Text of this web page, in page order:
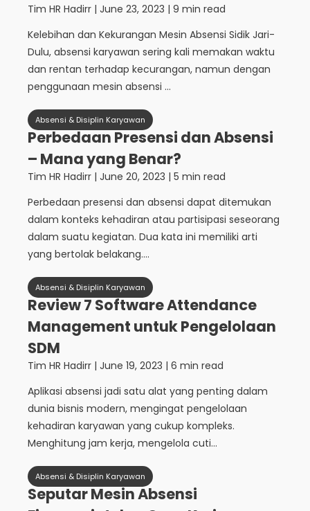
Tim HR Hadirr | June 23, 2023 | 9 min read
Kelebihan dan Kekurangan Mesin Absensi Sidik Jari-
Dulu, absensi karyawan sering kali memakan waktu
dan rentan terhadap kecurangan, namun dengan
penggunaan mesin absensi ...
Absensi & Disiplin Karyawan
Perbedaan Presensi dan Absensi
– Mana yang Benar?
Tim HR Hadirr | June 20, 2023 | 5 min read
Perbedaan presensi dan absensi dapat ditemukan
dalam konteks kehadiran atau partisipasi seseorang
dalam suatu kegiatan. Dua kata ini memiliki arti
yang bertolak belakang....
Absensi & Disiplin Karyawan
Review 7 Software Attendance
Management untuk Pengelolaan
SDM
Tim HR Hadirr | June 19, 2023 | 6 min read
Aplikasi absensi jadi satu alat yang penting dalam
dunia bisnis modern, mengingat pengelolaan
kehadiran karyawan yang cukup kompleks.
Menghitung jam kerja, mengelola cuti...
Absensi & Disiplin Karyawan
Seputar Mesin Absensi